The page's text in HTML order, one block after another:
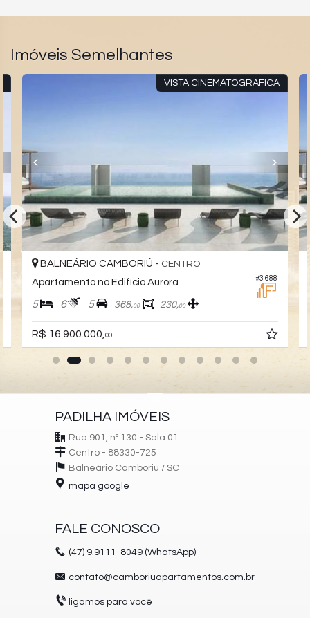
Imóveis Semelhantes
VISTA CINEMATOGRAFICA
#3.688
BALNEÁRIO CAMBORIÚ - CENTRO
Apartamento no Edifício Aurora
5 6 5 368,00 230,00
R$ 16.900.000, 00
PADILHA IMÓVEIS
Rua 901, nº 130 - Sala 01
Centro - 88330-725
Balneário Camboriú / SC
mapa google
FALE CONOSCO
(47) 9.9111-8049 (WhatsApp)
contato@camboriuapartamentos.com.br
ligamos para você